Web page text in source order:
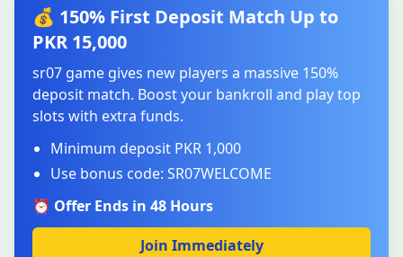
💰 150% First Deposit Match Up to
PKR 15,000
sr07 game gives new players a massive 150%
deposit match. Boost your bankroll and play top
slots with extra funds.
Minimum deposit PKR 1,000
Use bonus code: SR07WELCOME
⏰ Offer Ends in 48 Hours
Join Immediately